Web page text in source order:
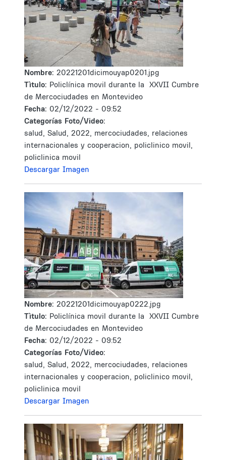
Nombre: 20221201dicimouyap0201.jpg
Tìtulo: Policlínica movil durante la XXVII Cumbre
de Mercociudades en Montevideo
Fecha: 02/12/2022 - 09:52
Categorías Foto/Video:
salud, Salud, 2022, mercociudades, relaciones
internacionales y cooperacion, policlinico movil,
policlinica movil
Descargar Imagen
Nombre: 20221201dicimouyap0222.jpg
Tìtulo: Policlínica movil durante la XXVII Cumbre
de Mercociudades en Montevideo
Fecha: 02/12/2022 - 09:52
Categorías Foto/Video:
salud, Salud, 2022, mercociudades, relaciones
internacionales y cooperacion, policlinico movil,
policlinica movil
Descargar Imagen